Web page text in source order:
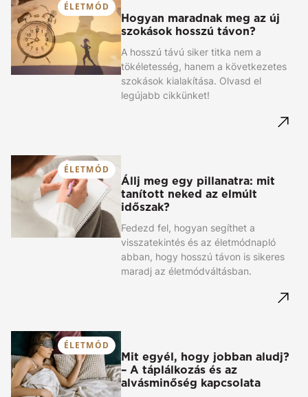
ÉLETMÓD
Hogyan maradnak meg az új
szokások hosszú távon?
A hosszú távú siker titka nem a
tökéletesség, hanem a következetes
szokások kialakítása. Olvasd el
legújabb cikkünket!
ÉLETMÓD
Állj meg egy pillanatra: mit
tanított neked az elmúlt
időszak?
Fedezd fel, hogyan segíthet a
visszatekintés és az életmódnapló
abban, hogy hosszú távon is sikeres
maradj az életmódváltásban.
ÉLETMÓD
Mit egyél, hogy jobban aludj?
– A táplálkozás és az
alvásminőség kapcsolata